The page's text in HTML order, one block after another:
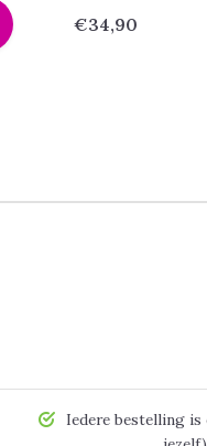
€34,90
Iedere bestelling is